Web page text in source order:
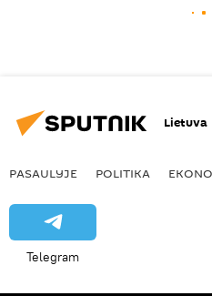
Lietuva
PASAULYJE POLITIKA
Telegram